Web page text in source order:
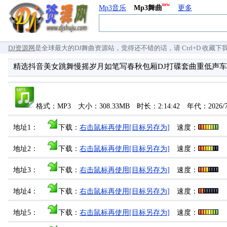
Mp3音乐 Mp3舞曲new 更多
DJ资源网 是全球最大的DJ舞曲资源站，觉得还不错的话，请 Ctrl+D 收藏下
精选抖音美女跳舞慢摇岁月如笔写春秋包厢DJ打碟套曲重低声
格式：MP3 大小：308.33MB 时长：2:14:42 年代：
地址1： 下载： 右击鼠标再使用[目标另存为] 速度：
地址2： 下载： 右击鼠标再使用[目标另存为] 速度：
地址3： 下载： 右击鼠标再使用[目标另存为] 速度：
地址4： 下载： 右击鼠标再使用[目标另存为] 速度：
地址5： 下载： 右击鼠标再使用[目标另存为] 速度：